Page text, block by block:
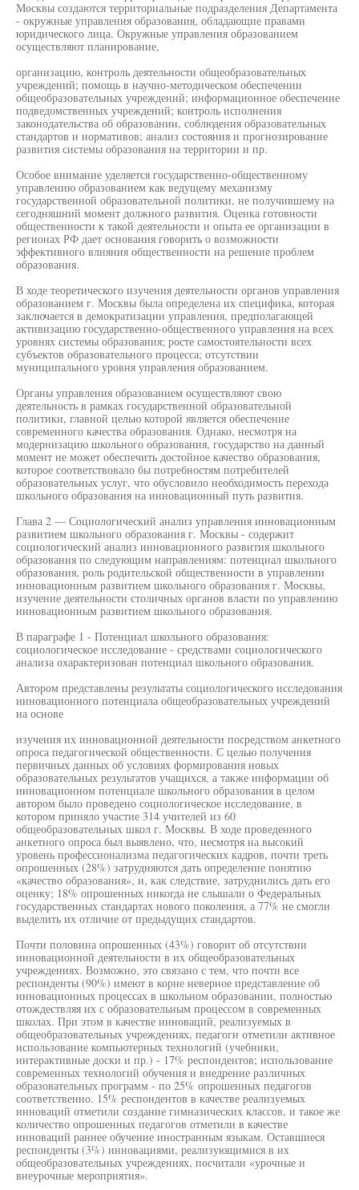
Москвы создаются территориальные подразделения Департамента
- окружные управления образования, обладающие правами
юридического лица. Окружные управления образованием
осуществляют планирование,
организацию, контроль деятельности общеобразовательных
учреждений; помощь в научно-методическом обеспечении
общеобразовательных учреждений; информационное обеспечение
подведомственных учреждений; контроль исполнения
законодательства об образовании, соблюдения образовательных
стандартов и нормативов; анализ состояния и прогнозирование
развития системы образования на территории и пр.
Особое внимание уделяется государственно-общественному
управлению образованием как ведущему механизму
государственной образовательной политики, не получившему на
сегодняшний момент должного развития. Оценка готовности
общественности к такой деятельности и опыта ее организации в
регионах РФ дает основания говорить о возможности
эффективного влияния общественности на решение проблем
образования.
В ходе теоретического изучения деятельности органов управления
образованием г. Москвы была определена их специфика, которая
заключается в демократизации управления, предполагающей
активизацию государственно-общественного управления на всех
уровнях системы образования; росте самостоятельности всех
субъектов образовательного процесса; отсутствии
муниципального уровня управления образованием.
Органы управления образованием осуществляют свою
деятельность в рамках государственной образовательной
политики, главной целью которой является обеспечение
современного качества образования. Однако, несмотря на
модернизацию школьного образования, государство на данный
момент не может обеспечить достойное качество образования,
которое соответствовало бы потребностям потребителей
образовательных услуг, что обусловило необходимость перехода
школьного образования на инновационный путь развития.
Глава 2 — Социологический анализ управления инновационным
развитием школьного образования г. Москвы - содержит
социологический анализ инновационного развития школьного
образования по следующим направлениям: потенциал школьного
образования, роль родительской общественности в управлении
инновационным развитием школьного образования г. Москвы,
изучение деятельности столичных органов власти по управлению
инновационным развитием школьного образования.
В параграфе 1 - Потенциал школьного образования:
социологическое исследование - средствами социологического
анализа охарактеризован потенциал школьного образования.
Автором представлены результаты социологического исследования
инновационного потенциала общеобразовательных учреждений
на основе
изучения их инновационной деятельности посредством анкетного
опроса педагогической общественности. С целью получения
первичных данных об условиях формирования новых
образовательных результатов учащихся, а также информации об
инновационном потенциале школьного образования в целом
автором было проведено социологическое исследование, в
котором приняло участие 314 учителей из 60
общеобразовательных школ г. Москвы. В ходе проведенного
анкетного опроса был выявлено, что, несмотря на высокий
уровень профессионализма педагогических кадров, почти треть
опрошенных (28%) затрудняются дать определение понятию
«качество образования», и, как следствие, затруднились дать его
оценку; 18% опрошенных никогда не слышали о Федеральных
государственных стандартах нового поколения, а 77% не смогли
выделить их отличие от предыдущих стандартов.
Почти половина опрошенных (43%) говорит об отсутствии
инновационной деятельности в их общеобразовательных
учреждениях. Возможно, это связано с тем, что почти все
респонденты (90%) имеют в корне неверное представление об
инновационных процессах в школьном образовании, полностью
отождествляя их с образовательным процессом в современных
школах. При этом в качестве инноваций, реализуемых в
общеобразовательных учреждениях, педагоги отметили активное
использование компьютерных технологий (учебники,
интерактивные доски и пр.) - 17% респондентов; использование
современных технологий обучения и внедрение различных
образовательных программ - по 25% опрошенных педагогов
соответственно. 15% респондентов в качестве реализуемых
инноваций отметили создание гимназических классов, и такое же
количество опрошенных педагогов отметили в качестве
инноваций раннее обучение иностранным языкам. Оставшиеся
респонденты (3%) инновациями, реализующимися в их
общеобразовательных учреждениях, посчитали «урочные и
внеурочные мероприятия».